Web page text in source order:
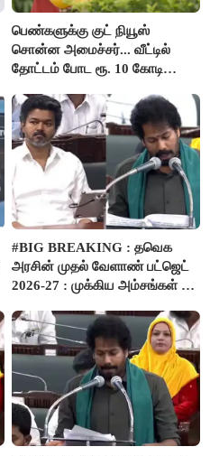
பெண்களுக்கு குட் நியூஸ்
சொன்ன அமைச்சர்... வீட்டில்
தோட்டம் போட ரூ. 10 கோடி
#BIG BREAKING : தவெக
அரசின் முதல் வேளாண் பட்ஜெட்
2026-27 : முக்கிய அம்சங்கள் ஓர்